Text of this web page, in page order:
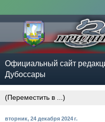
Официальный сайт
Дубоссары
вторник, 24 декабря 2024 г.